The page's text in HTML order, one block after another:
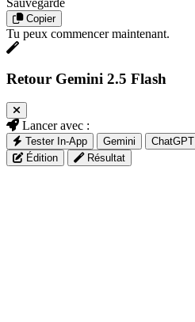
Copier
Tu peux commencer maintenant.
Retour Gemini 2.5 Flash
Lancer avec :
Tester In-App Gemini ChatGPT
Édition
Résultat